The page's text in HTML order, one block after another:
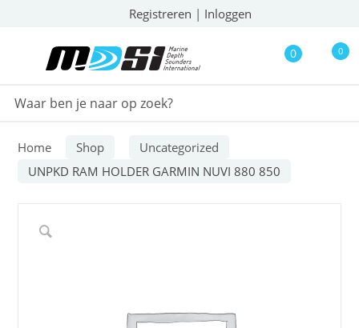
Registreren | Inloggen
0 0
Home Shop
Uncategorized
UNPKD RAM HOLDER GARMIN NUVI 880 850